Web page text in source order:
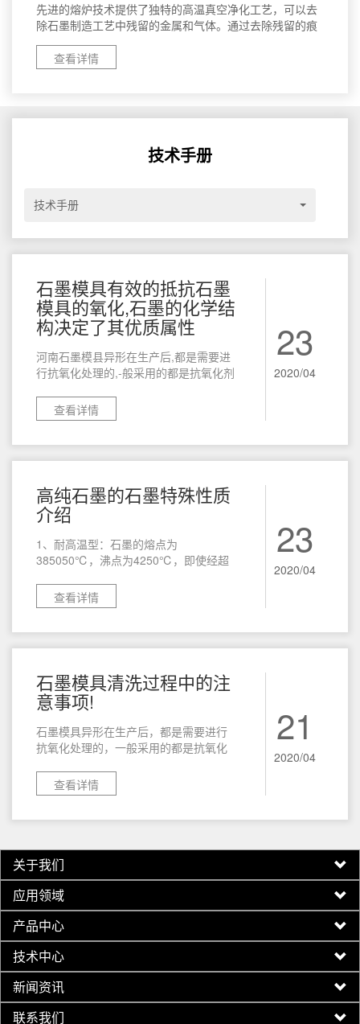
先进的熔炉技术提供了独特的高温真空净化工艺，可以去
除石墨制造工艺中残留的金属和气体。通过去除残留的痕
量金属和掺杂剂，您的石墨零件将使用寿命更长，更可
靠，性能更稳定。使用我们专有的高温，低压工艺，我们
从MOCVD，核工业和航天工业的固体石墨零件
查看详情
技术手册
技术手册
石墨模具有效的抵抗石墨
模具的氧化,石墨的化学结
构决定了其优质属性
河南石墨模县异形在生产后,都是需要进
行抗氧化处理的,-般采用的都是抗氧化剂
纳米陶瓷微粒,在石墨模具的使用温度
1300C以内的氧化环境中,其抗氧化效果
查看详情
23
2020/04
高纯石墨的石墨特殊性质
介绍
1、耐高温型：石墨的熔点为
385050℃，沸点为4250℃，即使经超
胀系数也很小。石墨强度随温度提高而
加强，在2000℃时，石墨强度提高一
查看详情
23
2020/04
石墨模具清洗过程中的注
意事项!
石墨模具异形在生产后，都是需要进行
抗氧化处理的，一般采用的都是抗氧化
温的纳米陶瓷微粒...
查看详情
21
2020/04
关于我们
应用领域
产品中心
技术中心
新闻资讯
联系我们